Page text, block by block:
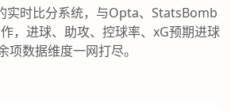
实时比分系统，与Opta、StatsBomb
，进球、助攻、控球率、xG预期进球
项数据维度一网打尽。